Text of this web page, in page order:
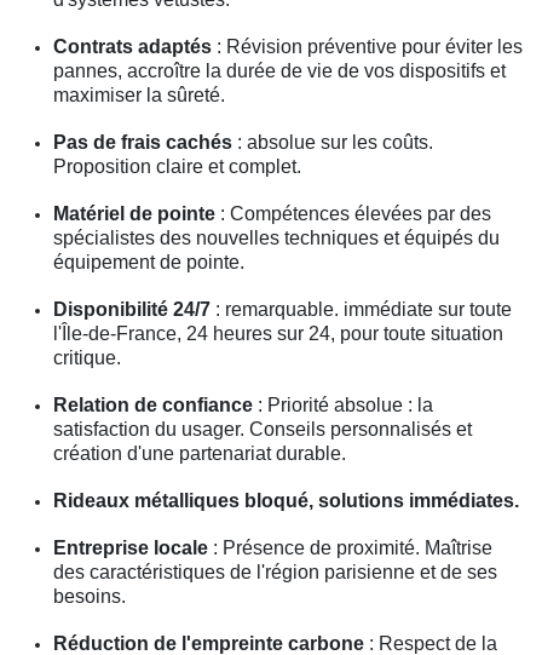
Contrats adaptés : Révision préventive pour éviter les
pannes, accroître la durée de vie de vos dispositifs et
maximiser la sûreté.
Pas de frais cachés : absolue sur les coûts.
Proposition claire et complet.
Matériel de pointe : Compétences élevées par des
spécialistes des nouvelles techniques et équipés du
équipement de pointe.
Disponibilité 24/7 : remarquable. immédiate sur toute
l'Île-de-France, 24 heures sur 24, pour toute situation
critique.
Relation de confiance : Priorité absolue : la
satisfaction du usager. Conseils personnalisés et
création d'une partenariat durable.
Rideaux métalliques bloqué, solutions immédiates.
Entreprise locale : Présence de proximité. Maîtrise
des caractéristiques de l'région parisienne et de ses
besoins.
Réduction de l'empreinte carbone : Respect de la